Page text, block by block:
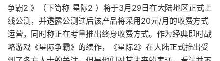
争霸2 》（下简称 星际2 ）将于3月29日在大陆地区正式上
线公测，并透露公测过后该产品将采用20元/月的收费方式
运营，同时称正在考量推出终身收费方式。作为经典即时战
略游戏《星际争霸》的续作，《星际2》在大陆正式推出受